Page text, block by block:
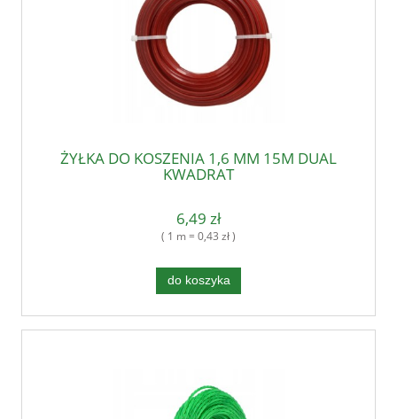
ŻYŁKA DO KOSZENIA 1,6 MM 15M DUAL
KWADRAT
6,49 zł
( 1 m = 0,43 zł )
do koszyka